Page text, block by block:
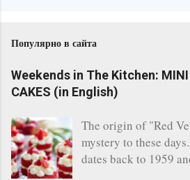
а
е
н
а
к
о
м
Популярно в сайта
Weekends in The Kitchen: MINI
CAKES (in English)
The origin of "Red
mystery to these
dates back to 1959